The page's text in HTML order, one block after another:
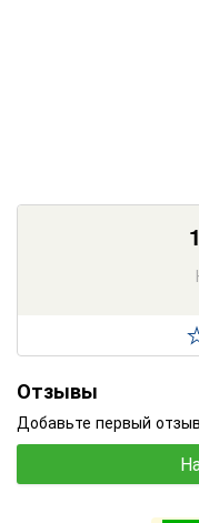
Отзывы
Добавьте первый отзыв